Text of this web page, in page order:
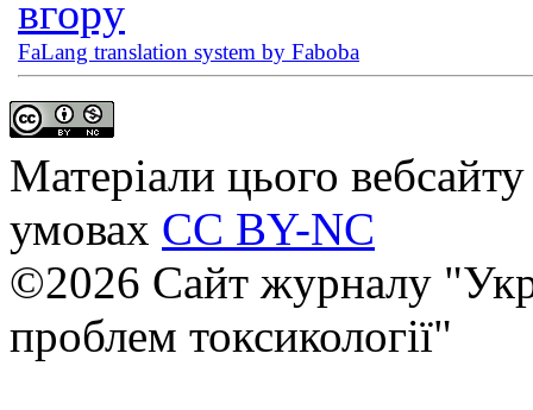
вгору
FaLang translation system by Faboba
Матеріали цього
умовах CC BY-NC
©2026 Сайт журналу
проблем токсикології"